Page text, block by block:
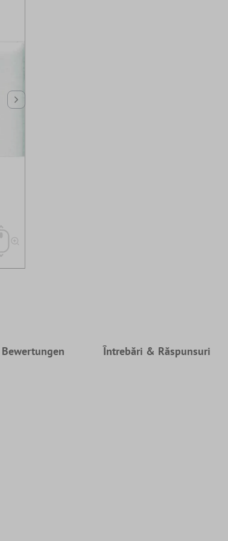
Bewertungen Întrebări & Răspunsuri